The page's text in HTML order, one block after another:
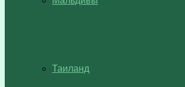
Таиланд